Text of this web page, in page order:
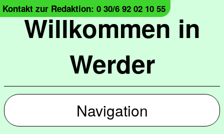
Willkommen in
Werder
Kontakt zur Redaktion: 0 30/6 92 02 10 55
Navigation